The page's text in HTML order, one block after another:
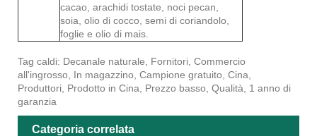
cacao, arachidi tostate, noci pecan,
soia, olio di cocco, semi di coriandolo,
foglie e olio di mais.
Tag caldi: Decanale naturale, Fornitori, Commercio
all'ingrosso, In magazzino, Campione gratuito, Cina,
Produttori, Prodotto in Cina, Prezzo basso, Qualità, 1 anno di
garanzia
Categoria correlata